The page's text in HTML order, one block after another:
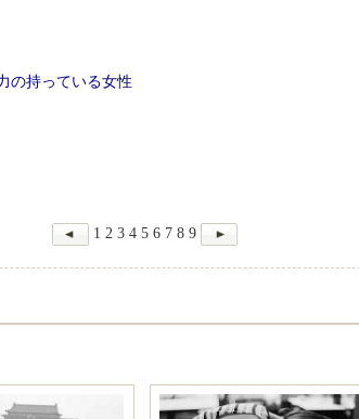
の持っている女性
1 2 3 4 5 6 7 8 9